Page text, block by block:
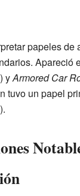
papeles de
Apareció
yArmored Car
tuvo un papel